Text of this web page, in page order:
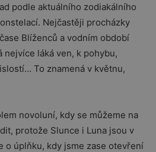
podle aktuálního zodiakálního
Nejčastěji procházky
Blíženců a vodním období
nejvíce láká ven, k pohybu,
To znamená v květnu,
novoluní, kdy se můžeme na
protože Slunce i Luna jsou v
o úplňku, kdy jsme zase otevření